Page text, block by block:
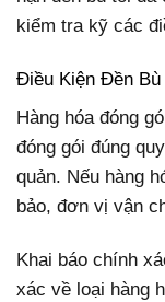
kiểm tra kỹ các
Điều Kiện Đền Bù
Hàng hóa đóng
đóng gói đúng
quản. Nếu hàng
bảo, đơn vị vận
Khai báo chính
xác về loại hàng